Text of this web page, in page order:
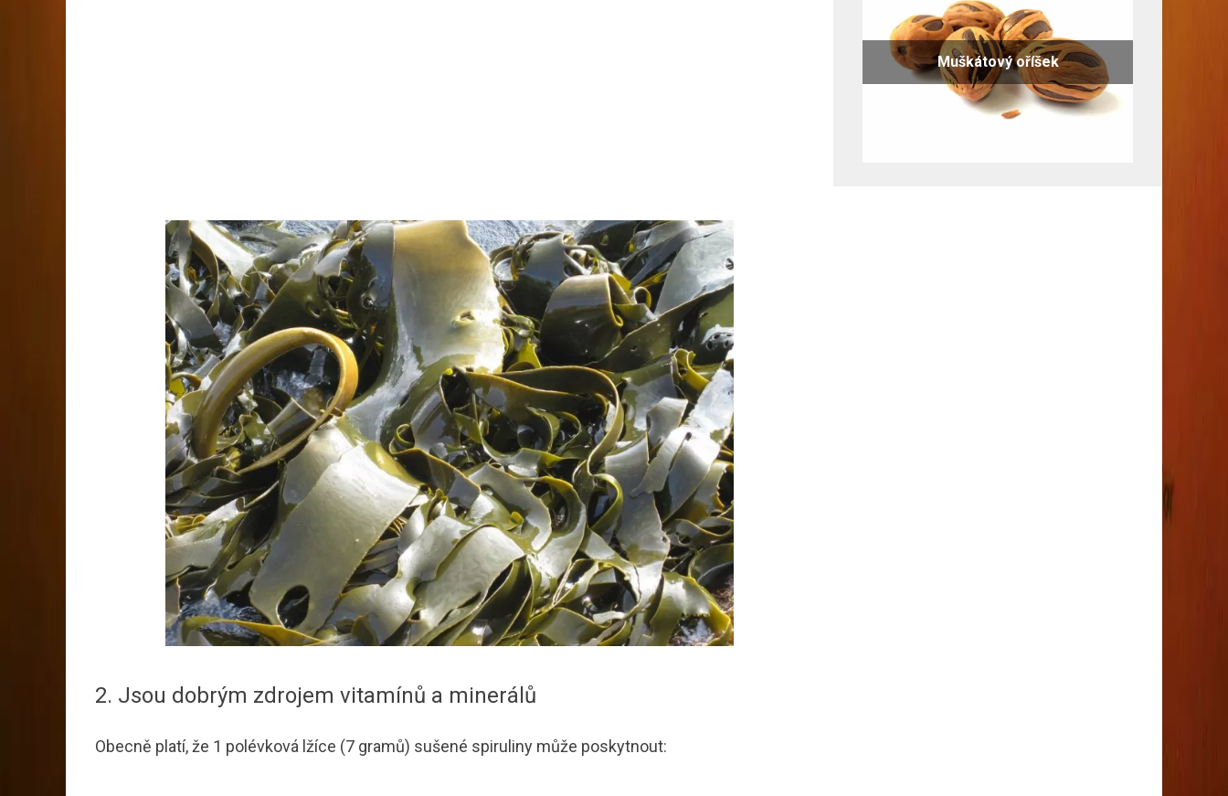
2. Jsou dobrým zdrojem vitamínů a minerálů
Obecně platí, že 1 polévková lžíce (7 gramů) sušené spiruliny může poskytnout:
Muškátový oříšek